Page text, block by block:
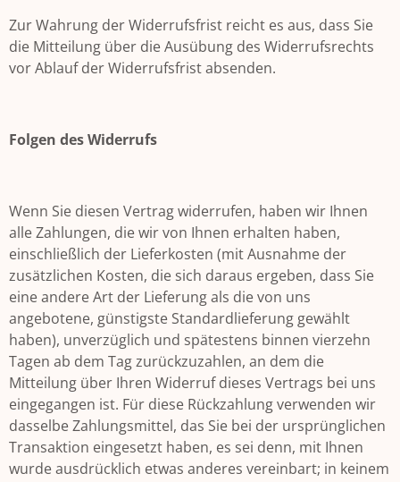
Zur Wahrung der Widerrufsfrist reicht es aus, dass Sie
die Mitteilung über die Ausübung des Widerrufsrechts
vor Ablauf der Widerrufsfrist absenden.
Folgen des Widerrufs
Wenn Sie diesen Vertrag widerrufen, haben wir Ihnen
alle Zahlungen, die wir von Ihnen erhalten haben,
einschließlich der Lieferkosten (mit Ausnahme der
zusätzlichen Kosten, die sich daraus ergeben, dass Sie
eine andere Art der Lieferung als die von uns
angebotene, günstigste Standardlieferung gewählt
haben), unverzüglich und spätestens binnen vierzehn
Tagen ab dem Tag zurückzuzahlen, an dem die
Mitteilung über Ihren Widerruf dieses Vertrags bei uns
eingegangen ist. Für diese Rückzahlung verwenden wir
dasselbe Zahlungsmittel, das Sie bei der ursprünglichen
Transaktion eingesetzt haben, es sei denn, mit Ihnen
wurde ausdrücklich etwas anderes vereinbart; in keinem